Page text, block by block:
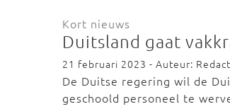
Kort nieuws
Duitsland gaat
21 februari 2023 - Auteur:
De Duitse regering wil de
geschoold personeel te